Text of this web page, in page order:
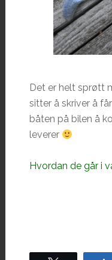
Det er helt sprøtt
sitter å skriver å
båten på bilen å
leverer
Hvordan de går i